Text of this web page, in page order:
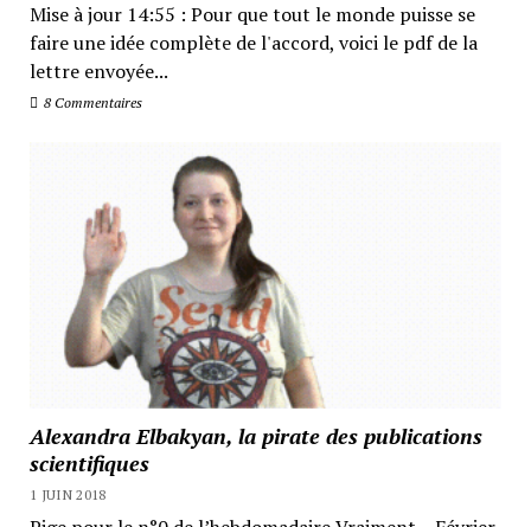
Mise à jour 14:55 : Pour que tout le monde puisse se
faire une idée complète de l'accord, voici le pdf de la
lettre envoyée...
8 Commentaires
Alexandra Elbakyan, la pirate des publications
scientifiques
1 JUIN 2018